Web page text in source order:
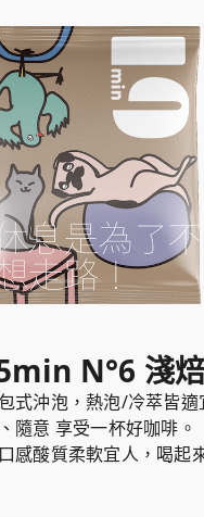
N°6 淺
式沖泡，熱泡/冷萃皆適
隨意 享受一杯好咖啡。
感酸質柔軟宜人，喝起